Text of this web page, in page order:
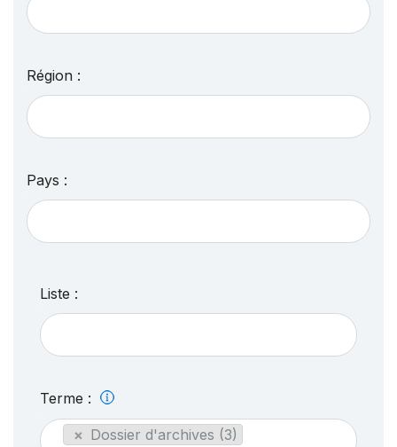
Région :
Pays :
Liste :
Terme :
× Dossier d'archives (3)